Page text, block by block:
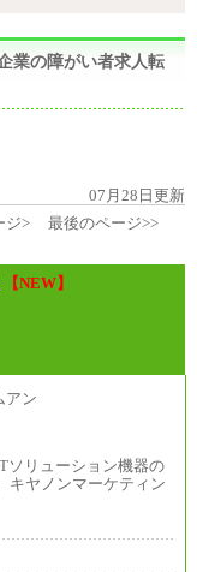
業の障がい者求人転
07月28日更新
ジ> 最後のページ>>
【NEW】
ソリューション機器の
キヤノンマーケティン